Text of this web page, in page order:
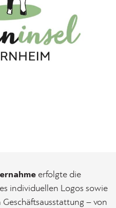
erfolgte die
individuellen Logos sowie
– von